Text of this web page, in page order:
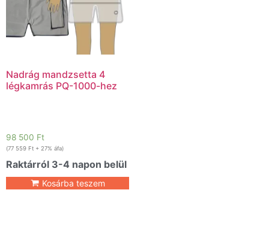
Nadrág mandzsetta 4
légkamrás PQ-1000-hez
98 500 Ft
(77 559 Ft + 27% áfa)
Raktárról 3-4 napon belül
Kosárba teszem